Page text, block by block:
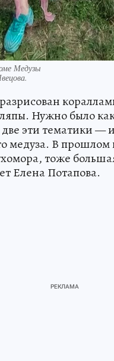
Медузы
Нужно было
две эти тематики —
медуза. В прошлом
тоже
Елена Потапова.